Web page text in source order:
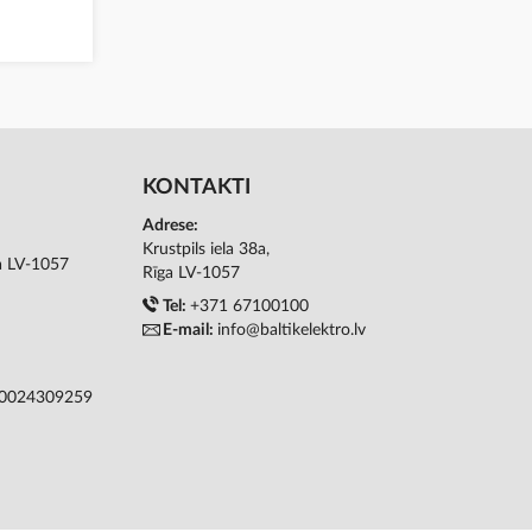
LV-1057
KONTAKTI
Adrese:
Krustpils iela 38a,
Rīga LV-1057
Tel: +371 67100100
E-mail: info@baltikelektro.lv